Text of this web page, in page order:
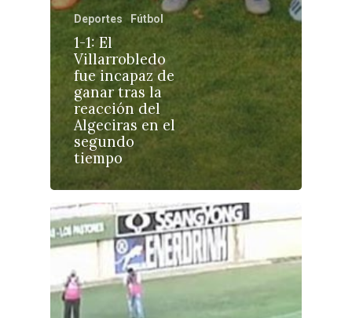
Deportes Fútbol
1-1: El
Villarrobledo
fue incapaz de
ganar tras la
reacción del
Algeciras en el
segundo
tiempo
Cuenca
Guadalajara
Talavera
Cultura
Deportes
Sucesos
Medio Ambiente
Planeta Rural
Especiales
Política
Galerías